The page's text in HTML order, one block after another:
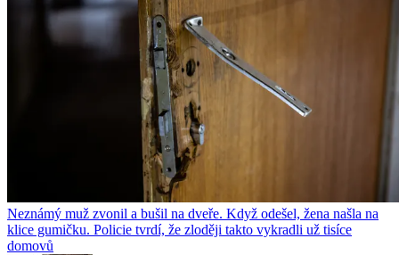
Neznámý muž zvonil a bušil na dveře. Když odešel, žena našla na
klice gumičku. Policie tvrdí, že zloději takto vykradli už tisíce
domovů